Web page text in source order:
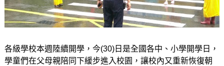
各級學校本週陸續開學，今(30)日是全國各中、小學開學日，
學童們在父母親陪同下緩步進入校園，讓校內又重新恢復朝